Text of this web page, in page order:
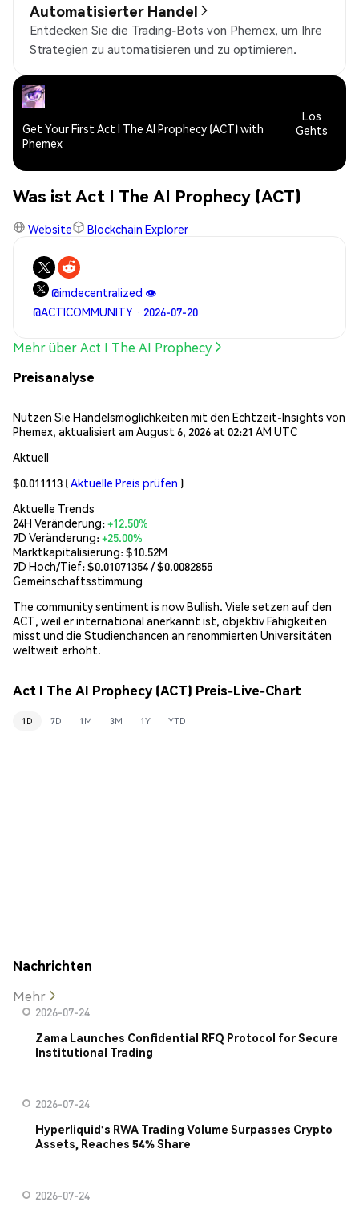
Automatisierter Handel
Entdecken Sie die Trading-Bots von Phemex, um Ihre
Strategien zu automatisieren und zu optimieren.
Get Your First Act I The AI Prophecy (ACT) with
Phemex
Los
Gehts
Was ist Act I The AI Prophecy (ACT)
Website Blockchain Explorer
@imdecentralized 👁️
@ACTICOMMUNITY · 2026-07-20
Mehr über Act I The AI Prophecy
Preisanalyse
Nutzen Sie Handelsmöglichkeiten mit den Echtzeit-Insights von
Phemex, aktualisiert am August 6, 2026 at 02:21 AM UTC
Aktuell
$0.011113 (Aktuelle Preis prüfen )
Aktuelle Trends
24H Veränderung:+12.50%
7D Veränderung:+25.00%
Marktkapitalisierung:$10.52M
7D Hoch/Tief: $0.01071354/ $0.0082855
Gemeinschaftsstimmung
The community sentiment is now Bullish. Viele setzen auf den
ACT, weil er international anerkannt ist, objektiv Fähigkeiten
misst und die Studienchancen an renommierten Universitäten
weltweit erhöht.
Act I The AI Prophecy (ACT) Preis-Live-Chart
1D 7D 1M 3M 1Y YTD
Nachrichten
Mehr
2026-07-24
Zama Launches Confidential RFQ Protocol for Secure
Institutional Trading
2026-07-24
Hyperliquid's RWA Trading Volume Surpasses Crypto
Assets, Reaches 54% Share
2026-07-24